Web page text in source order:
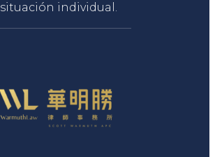
situación individual.